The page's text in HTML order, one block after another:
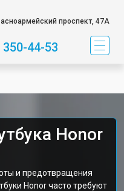
проспект, 47А
44-53
Honor
и предотвращения
Honor часто требуют